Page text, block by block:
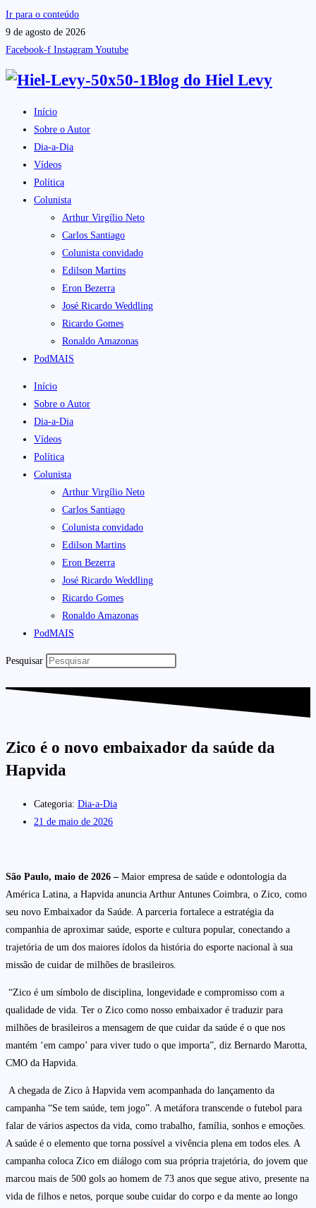
Ir para o conteúdo
9 de agosto de 2026
Facebook-f Instagram Youtube
Blog do Hiel Levy
Início
Sobre o Autor
Dia-a-Dia
Vídeos
Política
Colunista
Arthur Virgílio Neto
Carlos Santiago
Colunista convidado
Edilson Martins
Eron Bezerra
José Ricardo Weddling
Ricardo Gomes
Ronaldo Amazonas
PodMAIS
Início
Sobre o Autor
Dia-a-Dia
Vídeos
Política
Colunista
Arthur Virgílio Neto
Carlos Santiago
Colunista convidado
Edilson Martins
Eron Bezerra
José Ricardo Weddling
Ricardo Gomes
Ronaldo Amazonas
PodMAIS
Pesquisar
Zico é o novo embaixador da saúde da
Hapvida
Categoria: Dia-a-Dia
21 de maio de 2026
São Paulo, maio de 2026 – Maior empresa de saúde e odontologia da
América Latina, a Hapvida anuncia Arthur Antunes Coimbra, o Zico, como
seu novo Embaixador da Saúde. A parceria fortalece a estratégia da
companhia de aproximar saúde, esporte e cultura popular, conectando a
trajetória de um dos maiores ídolos da história do esporte nacional à sua
missão de cuidar de milhões de brasileiros.
“Zico é um símbolo de disciplina, longevidade e compromisso com a
qualidade de vida. Ter o Zico como nosso embaixador é traduzir para
milhões de brasileiros a mensagem de que cuidar da saúde é o que nos
mantém ‘em campo’ para viver tudo o que importa”, diz Bernardo Marotta,
CMO da Hapvida.
A chegada de Zico à Hapvida vem acompanhada do lançamento da
campanha “Se tem saúde, tem jogo”. A metáfora transcende o futebol para
falar de vários aspectos da vida, como trabalho, família, sonhos e emoções.
A saúde é o elemento que torna possível a vivência plena em todos eles. A
campanha coloca Zico em diálogo com sua própria trajetória, do jovem que
marcou mais de 500 gols ao homem de 73 anos que segue ativo, presente na
vida de filhos e netos, porque soube cuidar do corpo e da mente ao longo